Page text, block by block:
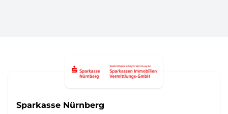
Sparkasse Nürnberg